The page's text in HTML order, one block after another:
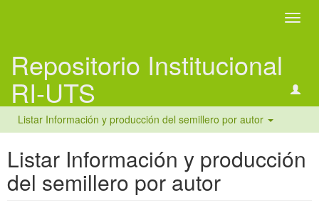
Repositorio Institucional
RI-UTS
Listar Información y producción del semillero por autor
Listar Información y producción
del semillero por autor